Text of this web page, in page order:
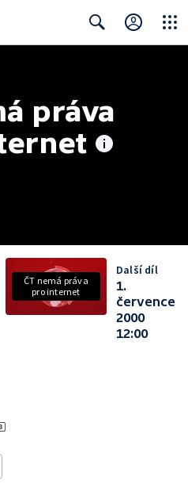
práva
ČT nemá práva
pro internet
Další díl
1.
července
2000
12:00